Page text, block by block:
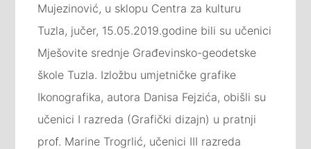
Mujezinović, u sklopu Centra za kulturu
Tuzla, jučer, 15.05.2019.godine bili su učenici
Mješovite srednje Građevinsko-geodetske
škole Tuzla. Izložbu umjetničke grafike
Ikonografika, autora Danisa Fejzića, obišli su
učenici I razreda (Grafički dizajn) u pratnji
prof. Marine Trogrlić, učenici III razreda